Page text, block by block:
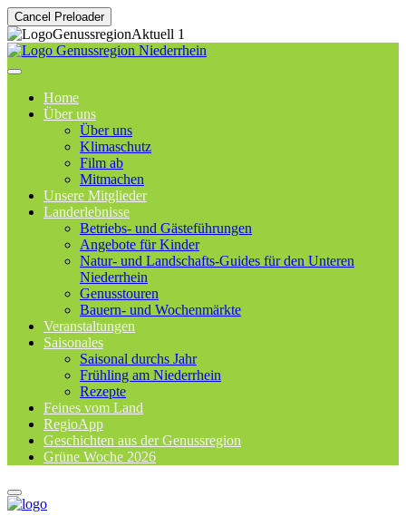
Cancel Preloader
Home
Über uns
Über uns
Klimaschutz
Film ab
Mitmachen
Unsere Mitglieder
Landerlebnisse
Betriebs- und Gästeführungen
Angebote für Kinder
Natur- und Landschafts-Guides für den Unteren
Niederrhein
Genusstouren
Bauern- und Wochenmärkte
Veranstaltungen
Saisonales
Saisonal durchs Jahr
Frühling am Niederrhein
Rezepte
Feines vom Land
RegioApp
Geschichten aus der Genussregion
Grüne Woche 2026